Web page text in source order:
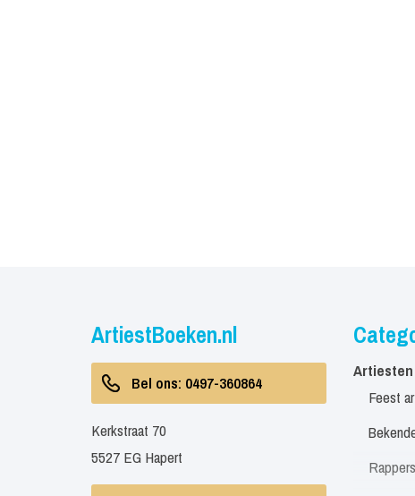
ArtiestBoeken.nl
Bel ons: 0497-360864
Kerkstraat 70
5527 EG Hapert
Artiesten
Feest
Rappers